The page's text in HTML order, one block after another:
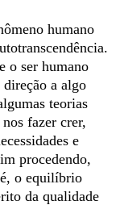
humano
o ser humano
direção a algo
teorias
fazer crer,
e
procedendo,
o equilíbrio
da qualidade